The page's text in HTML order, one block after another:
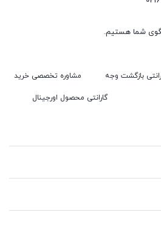
بازگشت وجه مشاوره تخصصی خرید
گارانتی محصول اورجینال